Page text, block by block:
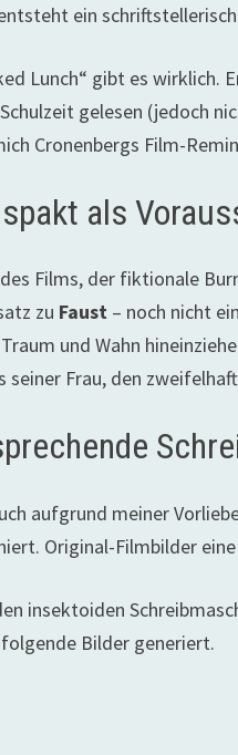
ein
Lunch“ gibt es wirklich.
gelesen (jedoch
Cronenbergs Film-
als
Films, der fiktionale
zu Faust – noch nicht
und Wahn
seiner Frau, den
aufgrund meiner
Original-Filmbilder
insektoiden
Bilder generiert.